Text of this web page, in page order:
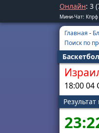
Онлайн: 3
Мини-Чат: Кпрф
Главная -
Поиск по
18:00 04